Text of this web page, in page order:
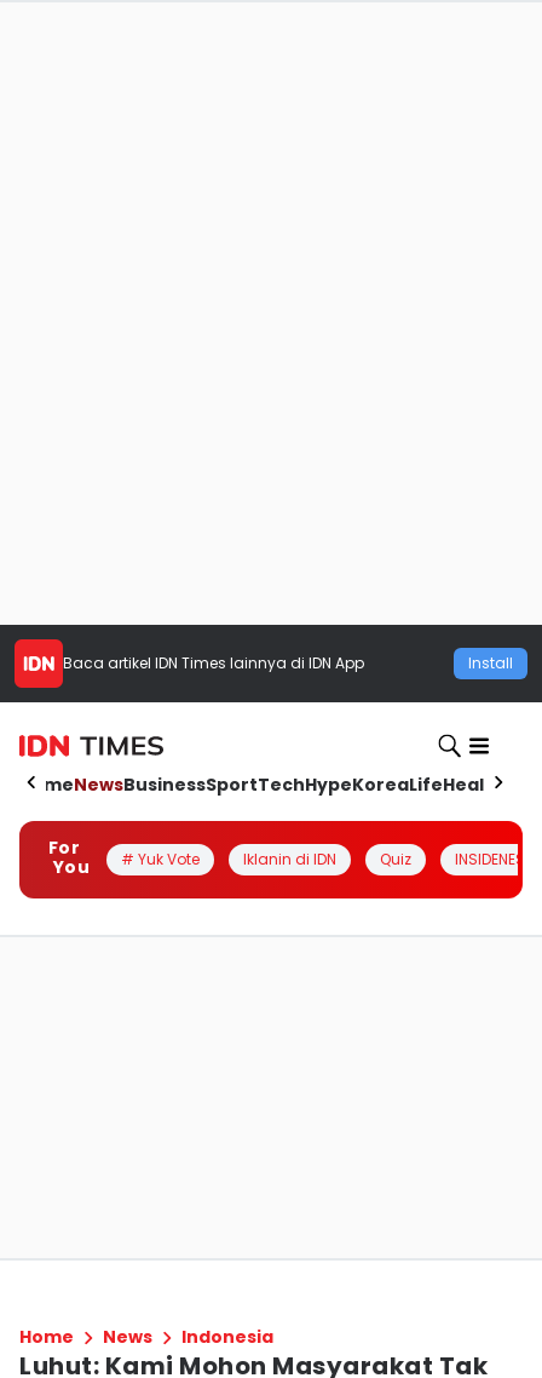
Baca artikel IDN Times lainnya di IDN App Install
HomeNewsBusinessSportTechHypeKoreaLifeHealth
For
You
# Yuk Vote Iklanin di IDN Quiz INSIDENESIA
Home News Indonesia
Luhut: Kami Mohon Masyarakat Tak